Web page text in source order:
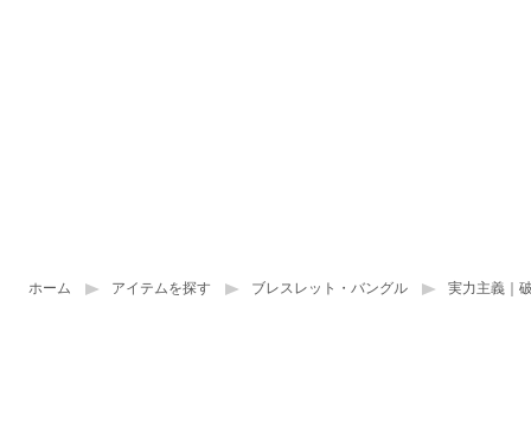
ホーム アイテムを探す ブレスレット・バングル 実力主義｜